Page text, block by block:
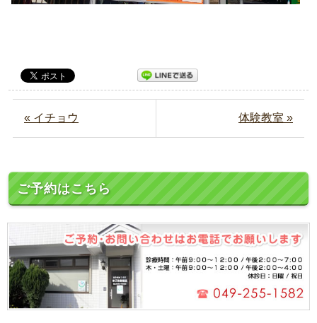
« イチョウ 体験教室 »
ご予約はこちら